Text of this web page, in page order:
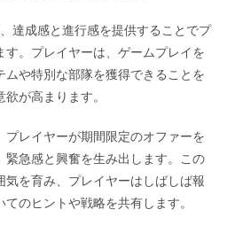
達成感と進行感を提供することでプ
す。プレイヤーは、ゲームプレイを
や特別な部隊を獲得できることを
が高まります。
プレイヤーが期間限定のオファーを
緊急感と興奮を生み出します。この
を育み、プレイヤーはしばしば報
のヒントや戦略を共有します。